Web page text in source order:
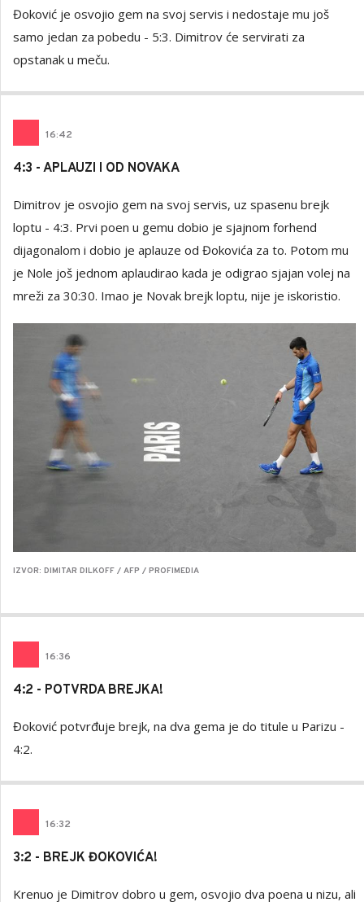
Đoković je osvojio gem na svoj servis i nedostaje mu još
samo jedan za pobedu - 5:3. Dimitrov će servirati za
opstanak u meču.
16:42
4:3 - APLAUZI I OD NOVAKA
Dimitrov je osvojio gem na svoj servis, uz spasenu brejk
loptu - 4:3. Prvi poen u gemu dobio je sjajnom forhend
dijagonalom i dobio je aplauze od Đokovića za to. Potom mu
je Nole još jednom aplaudirao kada je odigrao sjajan volej na
mreži za 30:30. Imao je Novak brejk loptu, nije je iskoristio.
IZVOR: DIMITAR DILKOFF / AFP / PROFIMEDIA
16:36
4:2 - POTVRDA BREJKA!
Đoković potvrđuje brejk, na dva gema je do titule u Parizu -
4:2.
16:32
3:2 - BREJK ĐOKOVIĆA!
Krenuo je Dimitrov dobro u gem, osvojio dva poena u nizu, ali